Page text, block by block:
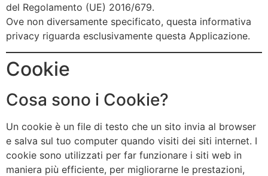
del Regolamento (UE) 2016/679.
Ove non diversamente specificato, questa informativa
privacy riguarda esclusivamente questa Applicazione.
Cookie
Cosa sono i Cookie?
Un cookie è un file di testo che un sito invia al browser
e salva sul tuo computer quando visiti dei siti internet. I
cookie sono utilizzati per far funzionare i siti web in
maniera più efficiente, per migliorarne le prestazioni,